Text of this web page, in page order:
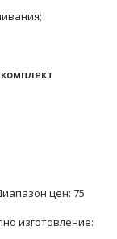
цен: 75
изготовление: